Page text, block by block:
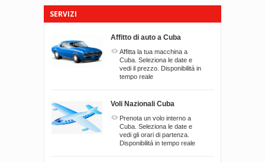
SERVIZI
Affitto di auto a Cuba
Affitta la tua macchina a
Cuba. Seleziona le date e
vedi il prezzo. Disponibilitá in
tempo reale
Voli Nazionali Cuba
Prenota un volo interno a
Cuba. Seleziona le date e
vedi gli orari di partenza.
Disponibilitá in tempo reale